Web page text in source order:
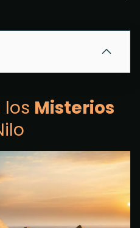
Misterios